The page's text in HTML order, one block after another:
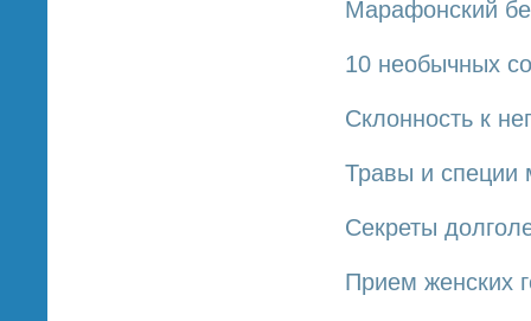
Марафонский
10 необычных
Cклонность к
Травы и специи
Секреты
Прием женских